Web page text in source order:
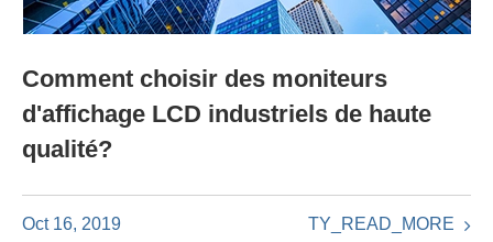
Comment choisir des moniteurs
d'affichage LCD industriels de haute
qualité?
Oct 16, 2019 TY_READ_MORE